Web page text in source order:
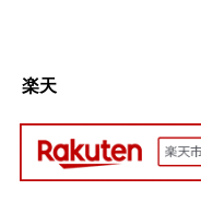
楽天